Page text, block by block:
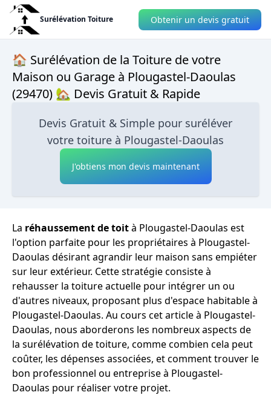
Surélévation Toiture Obtenir un devis gratuit
🏠 Surélévation de la Toiture de votre
Maison ou Garage à Plougastel-Daoulas
(29470) 🏡 Devis Gratuit & Rapide
Devis Gratuit & Simple pour suréléver
votre toiture à Plougastel-Daoulas
J'obtiens mon devis maintenant
La réhaussement de toità Plougastel-Daoulas est
l'option parfaite pour les propriétaires à Plougastel-
Daoulas désirant agrandir leur maison sans empiéter
sur leur extérieur. Cette stratégie consiste à
rehausser la toiture actuelle pour intégrer un ou
d'autres niveaux, proposant plus d'espace habitable à
Plougastel-Daoulas. Au cours cet article à Plougastel-
Daoulas, nous aborderons les nombreux aspects de
la surélévation de toiture, comme combien cela peut
coûter, les dépenses associées, et comment trouver le
bon professionnel ou entreprise à Plougastel-
Daoulas pour réaliser votre projet.